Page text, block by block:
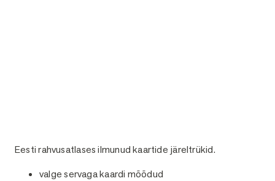
Eesti rahvusatlases ilmunud kaartide järeltrükid.
valge servaga kaardi mõõdud